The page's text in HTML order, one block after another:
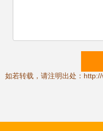
如若转载，请注明出处：